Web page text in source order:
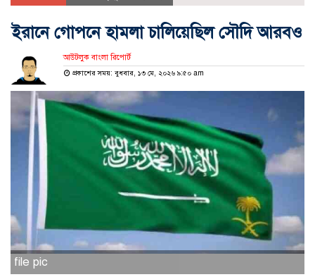
ইরানে গোপনে হামলা চালিয়েছিল সৌদি আরবও
আউটলুক বাংলা রিপোর্ট
প্রকাশের সময়: বুধবার, ১৩ মে, ২০২৬ ৯:৫০ am
file pic